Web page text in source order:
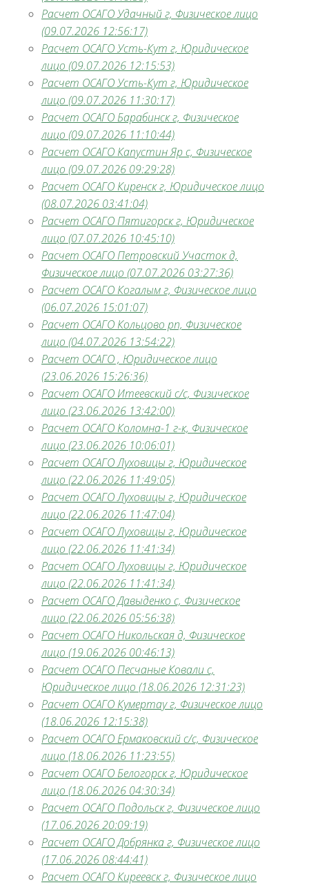
Расчет ОСАГО Удачный г, Физическое лицо
(09.07.2026 12:56:17)
Расчет ОСАГО Усть-Кут г, Юридическое
лицо (09.07.2026 12:15:53)
Расчет ОСАГО Усть-Кут г, Юридическое
лицо (09.07.2026 11:30:17)
Расчет ОСАГО Барабинск г, Физическое
лицо (09.07.2026 11:10:44)
Расчет ОСАГО Капустин Яр с, Физическое
лицо (09.07.2026 09:29:28)
Расчет ОСАГО Киренск г, Юридическое лицо
(08.07.2026 03:41:04)
Расчет ОСАГО Пятигорск г, Юридическое
лицо (07.07.2026 10:45:10)
Расчет ОСАГО Петровский Участок д,
Физическое лицо (07.07.2026 03:27:36)
Расчет ОСАГО Когалым г, Физическое лицо
(06.07.2026 15:01:07)
Расчет ОСАГО Кольцово рп, Физическое
лицо (04.07.2026 13:54:22)
Расчет ОСАГО , Юридическое лицо
(23.06.2026 15:26:36)
Расчет ОСАГО Итеевский с/с, Физическое
лицо (23.06.2026 13:42:00)
Расчет ОСАГО Коломна-1 г-к, Физическое
лицо (23.06.2026 10:06:01)
Расчет ОСАГО Луховицы г, Юридическое
лицо (22.06.2026 11:49:05)
Расчет ОСАГО Луховицы г, Юридическое
лицо (22.06.2026 11:47:04)
Расчет ОСАГО Луховицы г, Юридическое
лицо (22.06.2026 11:41:34)
Расчет ОСАГО Луховицы г, Юридическое
лицо (22.06.2026 11:41:34)
Расчет ОСАГО Давыденко с, Физическое
лицо (22.06.2026 05:56:38)
Расчет ОСАГО Никольская д, Физическое
лицо (19.06.2026 00:46:13)
Расчет ОСАГО Песчаные Ковали с,
Юридическое лицо (18.06.2026 12:31:23)
Расчет ОСАГО Кумертау г, Физическое лицо
(18.06.2026 12:15:38)
Расчет ОСАГО Ермаковский с/с, Физическое
лицо (18.06.2026 11:23:55)
Расчет ОСАГО Белогорск г, Юридическое
лицо (18.06.2026 04:30:34)
Расчет ОСАГО Подольск г, Физическое лицо
(17.06.2026 20:09:19)
Расчет ОСАГО Добрянка г, Физическое лицо
(17.06.2026 08:44:41)
Расчет ОСАГО Киреевск г, Физическое лицо